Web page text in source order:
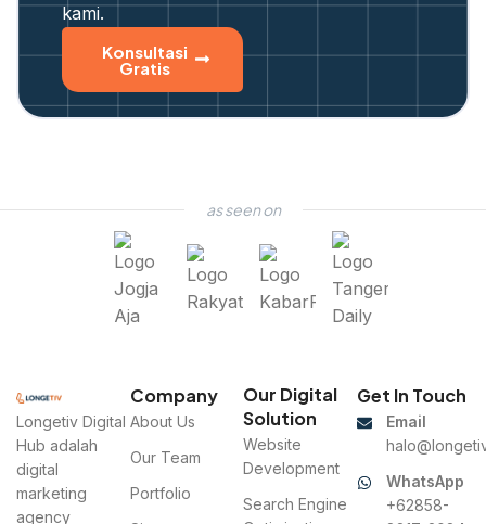
kami.
Konsultasi
Gratis
as seen on
Longetiv Digital
Hub adalah
digital
marketing
agency
Company
About Us
Our Team
Portfolio
Our Digital
Solution
Website
Development
Search Engine
Get In Touch
Email
WhatsApp
+62858-